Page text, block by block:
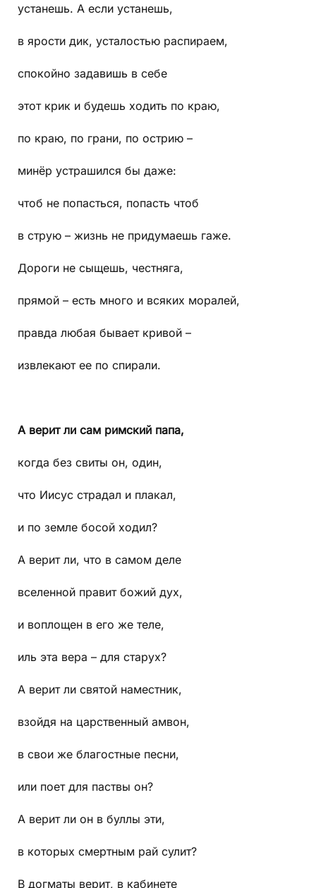
устанешь. А если устанешь,
в ярости дик, усталостью распираем,
спокойно задавишь в себе
этот крик и будешь ходить по краю,
по краю, по грани, по острию –
минёр устрашился бы даже:
чтоб не попасться, попасть чтоб
в струю – жизнь не придумаешь гаже.
Дороги не сыщешь, честняга,
прямой – есть много и всяких моралей,
правда любая бывает кривой –
извлекают ее по спирали.
А верит ли сам римский папа,
когда без свиты он, один,
что Иисус страдал и плакал,
и по земле босой ходил?
А верит ли, что в самом деле
вселенной правит божий дух,
и воплощен в его же теле,
иль эта вера – для старух?
А верит ли святой наместник,
взойдя на царственный амвон,
в свои же благостные песни,
или поет для паствы он?
А верит ли он в буллы эти,
в которых смертным рай сулит?
В догматы верит, в кабинете